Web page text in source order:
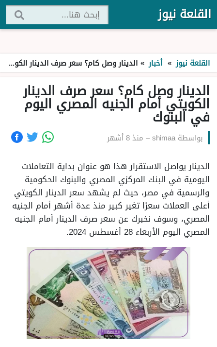
القلعة نيوز
القلعة نيوز » أخبار » الدينار وصل كام؟ سعر صرف الدينار الكويتي أمام الجنيه المصري اليوم في البنوك
الدينار وصل كام؟ سعر صرف الدينار
الكويتي أمام الجنيه المصري اليوم
في البنوك
بواسطةshimaa
– منذ 8 أشهر
الدينار يواصل الاستقرار هذا هو عنوان بداية التعاملات
اليومية في البنك المركزي المصري والبنوك الحكومية
والرسمية في مصر، حيث لم يشهد سعر الدينار الكويتي
أعلى العملات سعرًا تغير كبير منذ عدة أشهر أمام الجنيه
المصري، وسوف نخبرك عن سعر صرف الدينار أمام الجنيه
المصري اليوم الأربعاء 28 أغسطس 2024.